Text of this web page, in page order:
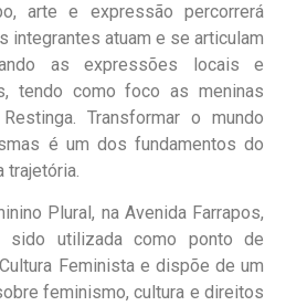
arte e expressão percorrerá
integrantes atuam e se articulam
as expressões locais e
tendo como foco as meninas
Transformar o mundo
é um dos fundamentos do
trajetória.
Plural, na Avenida Farrapos,
sido utilizada como ponto de
Feminista e dispõe de um
feminismo, cultura e direitos